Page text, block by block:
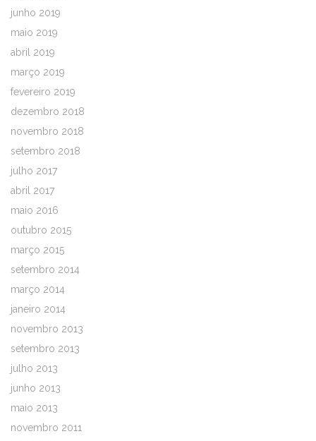
junho 2019
maio 2019
abril 2019
março 2019
fevereiro 2019
dezembro 2018
novembro 2018
setembro 2018
julho 2017
abril 2017
maio 2016
outubro 2015
março 2015
setembro 2014
março 2014
janeiro 2014
novembro 2013
setembro 2013
julho 2013
junho 2013
maio 2013
novembro 2011